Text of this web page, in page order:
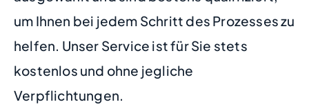
um Ihnen bei jedem Schritt des Prozesses zu
helfen. Unser Service ist für Sie stets
kostenlos und ohne jegliche
Verpflichtungen.